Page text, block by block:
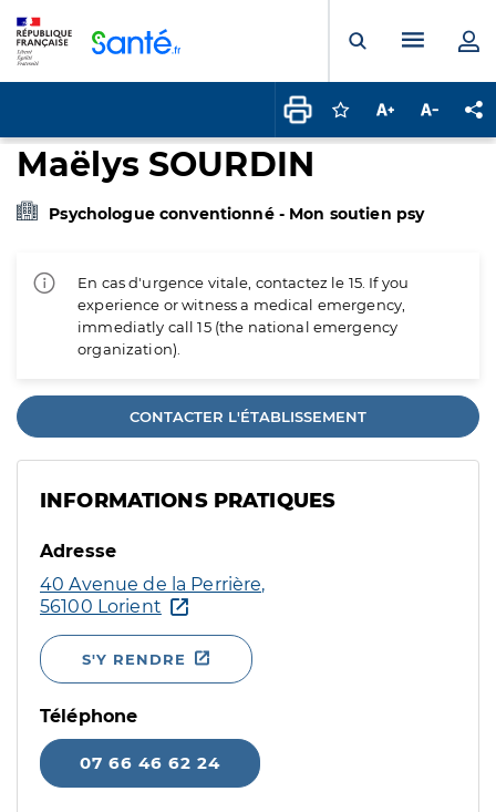
Ouvrir laMenu
Connectez-vous
Augmenter la
Maëlys SOURDIN
Psychologue conventionné - Mon soutien psy
En cas d'urgence vitale, contactez le 15. If you
experience or witness a medical emergency,
immediatly call 15 (the national emergency
organization).
CONTACTER L'ÉTABLISSEMENT
INFORMATIONS PRATIQUES
Adresse
40 Avenue de la Perrière,
56100 Lorient
S'Y RENDRE
Téléphone
07 66 46 62 24